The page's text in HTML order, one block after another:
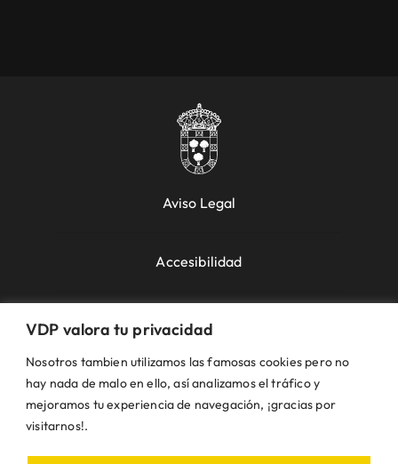
VDP valora tu privacidad
Nosotros tambien utilizamos las famosas cookies pero no
hay nada de malo en ello, así analizamos el tráfico y
mejoramos tu experiencia de navegación, ¡gracias por
visitarnos!.
Aviso Legal
Accesibilidad
Política de Cookies
Política de Privacidad